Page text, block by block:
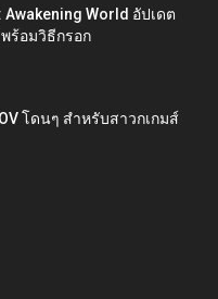
World อัปเดต
ร้อมวิธีกรอก
โดนๆ สำหรับสาวกเกมส์